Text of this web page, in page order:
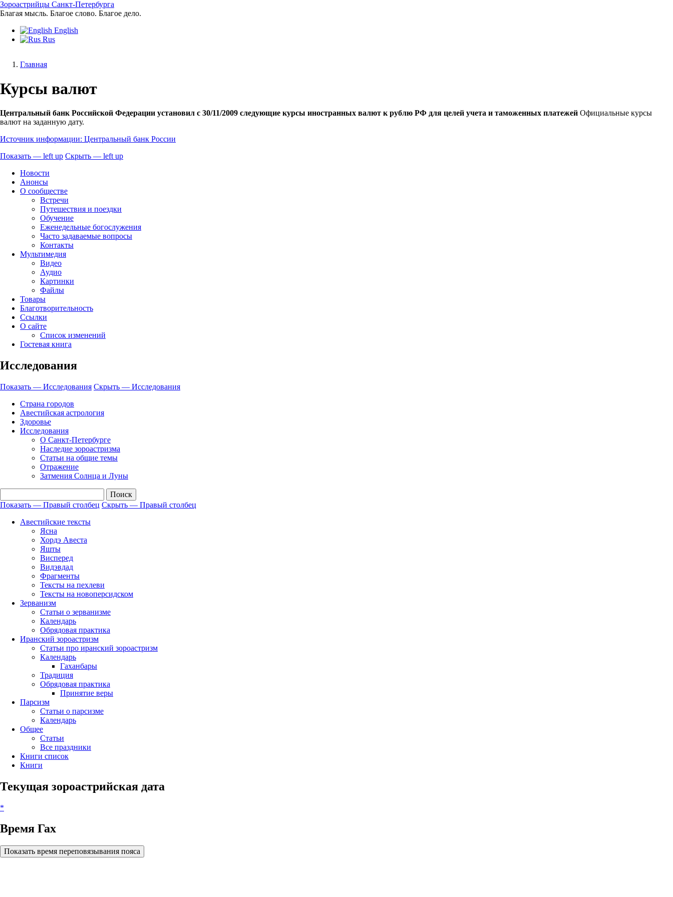
Перейти
к
содержанию
Зороастрийцы Санкт-Петербурга
Благая мысль. Благое слово. Благое дело.
English
Rus
навигации
Главная
Курсы валют
Центральный банк Российской Федерации установил с 30/11/2009 следующие курсы иностранных валют к рублю РФ для целей учета и таможенных платежей Официальные курсы
валют на заданную дату.
Источник информации: Центральный банк России
up
Показать — left up Скрыть — left up
Новости
Анонсы
О сообществе
Встречи
Путешествия и поездки
Обучение
Еженедельные богослужения
Часто задаваемые вопросы
Контакты
Мультимедия
Видео
Аудио
Картинки
Файлы
Товары
Благотворительность
Ссылки
О сайте
Список изменений
Гостевая книга
Исследования
Показать — Исследования Скрыть — Исследования
Страна городов
Авестийская астрология
Здоровье
Исследования
О Санкт-Петербурге
Наследие зороастризма
Cтатьи на общие темы
Отражение
Затмения Солнца и Луны
Правый
столбец
Показать — Правый столбец Скрыть — Правый столбец
Авестийские тексты
Ясна
Хордэ Авеста
Яшты
Висперед
Видэвдад
Фрагменты
Тексты на пехлеви
Тексты на новоперсидском
Зерванизм
Статьи о зерванизме
Календарь
Обрядовая практика
Иранский зороастризм
Статьи про иранский зороастризм
Календарь
Гаханбары
Традиция
Обрядовая практика
Принятие веры
Парсизм
Статьи о парсизме
Календарь
Общее
Статьи
Все праздники
Книги список
Книги
Текущая зороастрийская дата
*
Время Гах
Показать время переповязывания пояса